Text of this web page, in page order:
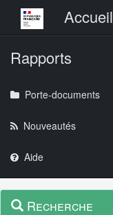
Menu principalAccueil
Rapports
Porte-documents
Nouveautés
Aide
Navigation
Menu
contextuel
Recherche